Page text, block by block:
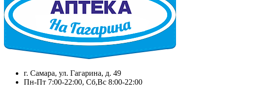
г. Самара, ул. Гагарина, д. 49
Пн-Пт 7:00-22:00, Сб,Вс 8:00-22:00